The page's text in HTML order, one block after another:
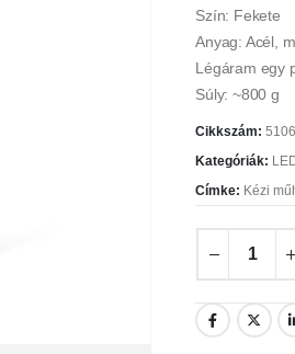
Szín: Fekete
Anyag: Acél,
Légáram egy
Súly: ~800 g
Cikkszám:
Kategóriák:
Címke: Kézi